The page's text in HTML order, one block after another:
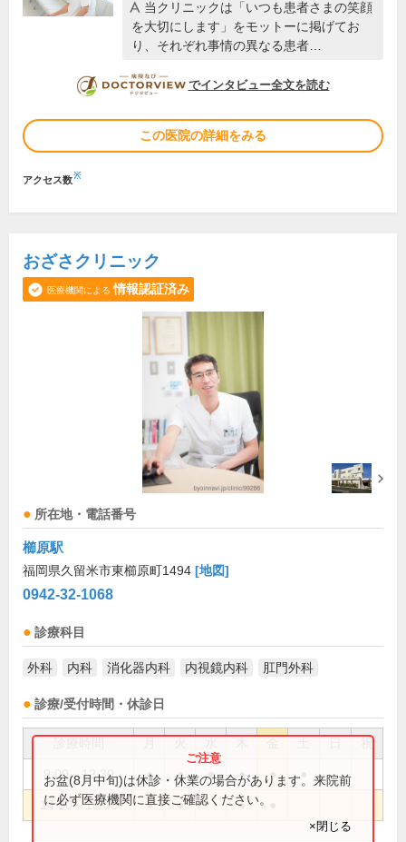
当クリニックは「いつも患者さまの笑顔
を大切にします」をモットーに掲げてお
り、それぞれ事情の異なる患者…
DOCTORVIEW
でインタビュー全文を読む
この医院の詳細をみる
アクセス数※
おざさクリニック
医療機関による 情報認証済み
所在地・電話番号
櫛原駅
福岡県久留米市東櫛原町1494 [地図]
0942-32-1068
診療科目
外科 内科 消化器内科 内視鏡内科 肛門外科
診療/受付時間・休診日
祝
9:00～12:30 ● ● ● ● ●
14:00～18:00 ● ● ●
お盆(8月中旬)は休診・休業の場合があります。来院前
に必ず医療機関に直接ご確認ください。
×閉じる